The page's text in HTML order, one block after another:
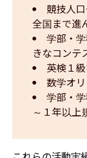
競技人
全国まで進
学部・
きなコンテ
英検１
数学オ
学部・
～１年以上